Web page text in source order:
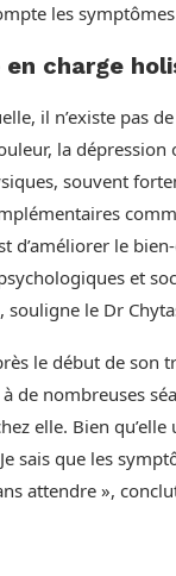
les
en charge
il n’existe pas
la dépression
souvent
d’améliorer le
et
souligne le Dr
le début de son
de nombreuses
elle. Bien
sais que les
attendre »,